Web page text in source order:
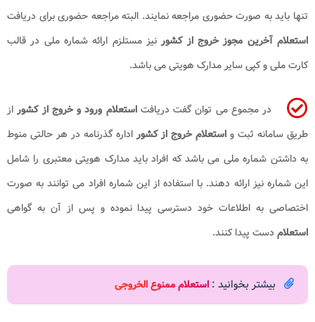
تنها باید به صورت حضوری مراجعه نمایند. البته مراجعه حضوری برای دریافت
استعلام آخرین مجوز خروج از کشورنیز مستلزم ارائه شماره ملی در قالب
کارت ملی و کپی سایر مدارک هویتی می باشد.
در مجموع می توان گفت دریافتاستعلام ورود و خروج از کشوراز
طریق سامانه ثبت و استعلام خروج از کشوراداره گذرنامه در هر حالتی منوط
به داشتن شماره ملی می باشد که افراد باید مدارک هویتی معتبری را شامل
این شماره نیز ارائه دهند. با استفاده از این شماره افراد می توانند به صورت
اختصاصی به اطلاعات خود دسترسی پیدا نموده و پس از آن به گواهی
استعلامدست پیدا کنند.
بیشتر بخوانید : استعلام ممنوع الخروجی